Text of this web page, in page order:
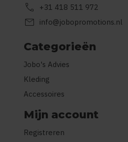
call +31 418 511 972
mail info@jobopromotions.nl
Categorieën
Jobo's Advies
Kleding
Accessoires
Mijn account
Registreren